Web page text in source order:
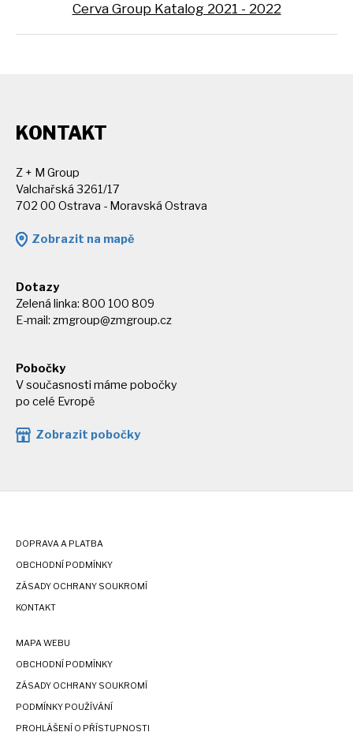
Cerva Group Katalog 2021 - 2022
KONTAKT
Z + M Group
Valchařská 3261/17
702 00 Ostrava - Moravská Ostrava
Zobrazit na mapě
Dotazy
Zelená linka: 800 100 809
E-mail: zmgroup@zmgroup.cz
Pobočky
V současnosti máme pobočky
po celé Evropě
Zobrazit pobočky
DOPRAVA A PLATBA
OBCHODNÍ PODMÍNKY
ZÁSADY OCHRANY SOUKROMÍ
KONTAKT
MAPA WEBU
OBCHODNÍ PODMÍNKY
ZÁSADY OCHRANY SOUKROMÍ
PODMÍNKY POUŽÍVÁNÍ
PROHLÁŠENÍ O PŘÍSTUPNOSTI